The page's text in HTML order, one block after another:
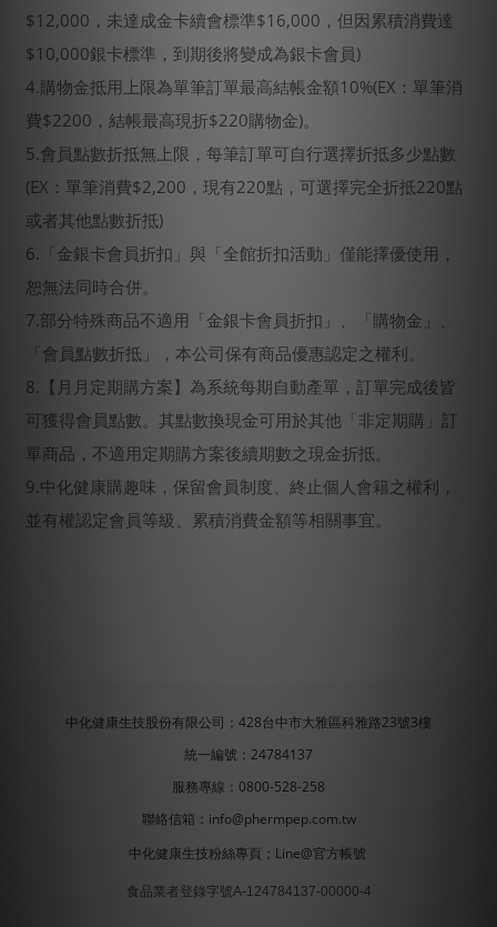
$12,000，未達成金卡續會標準$16,000，但因累積消費達
$10,000銀卡標準，到期後將變成為銀卡會員)
4.購物金抵用上限為單筆訂單最高結帳金額10%(EX：單筆消
費$2200，結帳最高現折$220購物金)。
5.會員點數折抵無上限，每筆訂單可自行選擇折抵多少點數
(EX：單筆消費$2,200，現有220點，可選擇完全折抵220點
或者其他點數折抵)
6.「金銀卡會員折扣」與「全館折扣活動」僅能擇優使用，
恕無法同時合併。
7.部分特殊商品不適用「金銀卡會員折扣」、「購物金」、
「會員點數折抵」，本公司保有商品優惠認定之權利。
8.【月月定期購方案】為系統每期自動產單，訂單完成後皆
可獲得會員點數。其點數換現金可用於其他「非定期購」訂
單商品，不適用定期購方案後續期數之現金折抵。
9.中化健康購趣味，保留會員制度、終止個人會籍之權利，
並有權認定會員等級、累積消費金額等相關事宜。
中化健康生技股份有限公司；428台中市大雅區科雅路23號3樓
統一編號：24784137
服務專線：0800-528-258
聯絡信箱：info@phermpep.com.tw
中化健康生技粉絲專頁 ； Line@官方帳號
食品業者登錄字號A-124784137-00000-4